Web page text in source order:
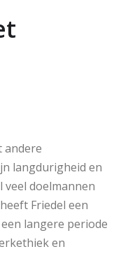
andere
langdurigheid en
doelmannen
Friedel een
langere periode
en